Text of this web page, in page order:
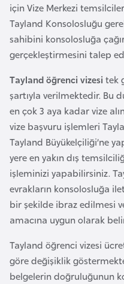
için Vize Merkezi
Tayland Konsolosluğu
sahibini konsolosluğa
gerçekleştirmesini talep
Tayland öğrenci vizesi tek
şartıyla verilmektedir. Bu
en çok 3 aya kadar vize
vize başvuru işlemleri
Tayland Büyükelçiliği’ne
yere en yakın dış
işleminizi yapabilirsiniz.
evrakların konsolosluğa
bir şekilde ibraz edilmesi
amacına uygun olarak
Tayland öğrenci vizesi
göre değişiklik
belgelerin doğruluğunun
B
a
g
l
a
d
e
ş
B
e
l
a
u
s